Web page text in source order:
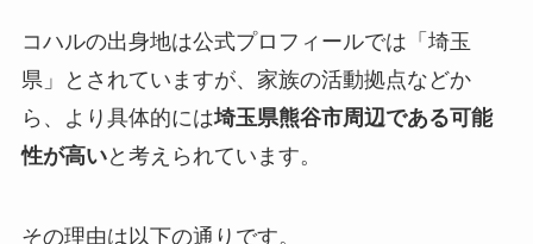
コハルの出身地は公式プロフィールでは「埼玉
県」とされていますが、家族の活動拠点などか
ら、より具体的には埼玉県熊谷市周辺である可能
性が高いと考えられています。
その理由は以下の通りです。